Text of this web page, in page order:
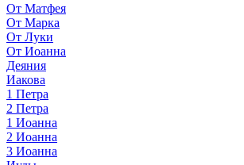
От Матфея
От Марка
От Луки
От Иоанна
Деяния
Иакова
1 Петра
2 Петра
1 Иоанна
2 Иоанна
3 Иоанна